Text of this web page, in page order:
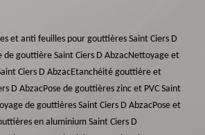
et anti feuilles pour gouttières Saint Ciers D
de gouttière Saint Ciers D AbzacNettoyage et
Ciers D AbzacEtanchéité gouttière et
D AbzacPose de gouttières zinc et PVC Saint
de gouttières Saint Ciers D AbzacPose et
en aluminium Saint Ciers D